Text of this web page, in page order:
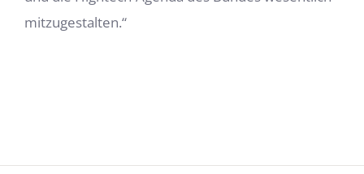
mitzugestalten.“